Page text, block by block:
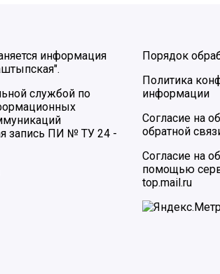
информация
службой по
запись ПИ № ТУ 24 -
Порядок
Политика
информации
Согласие на
обратной
Согласие на
помощью
top.mail.ru